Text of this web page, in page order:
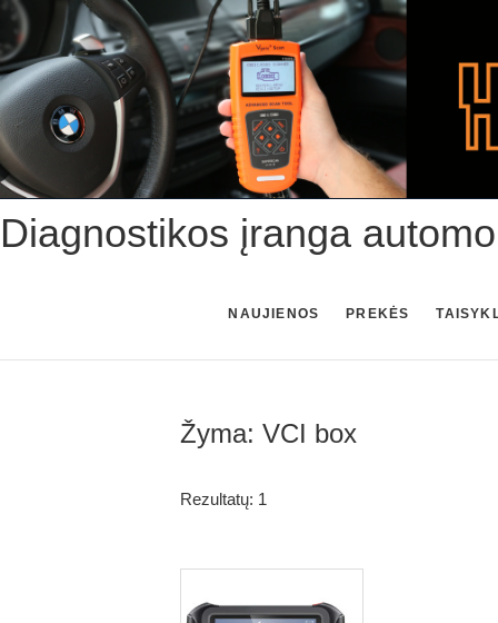
Skip
to
content
Diagnostikos įranga
NAUJIENOS PREKĖS
Žyma: VCI box
Rezultatų: 1